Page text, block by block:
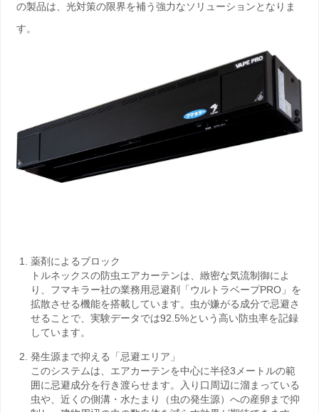
の製品は、光対策の限界を補う強力なソリューションとなりま
す。
薬剤によるブロック
トルネックスの防虫エアカーテンは、緻密な気流制御によ
り、フマキラー社の業務用忌避剤「ウルトラベープPRO」を
拡散させる機能を搭載しています。虫が嫌がる成分で忌避さ
せることで、実験データでは92.5%という高い防虫率を記録
しています。
発生源まで抑える「忌避エリア」
このシステムは、エアカーテンを中心に半径3メートルの範
囲に忌避成分を行き渡らせます。入り口周辺に溜まっている
虫や、近くの側溝・水たまり（虫の発生源）への産卵まで抑